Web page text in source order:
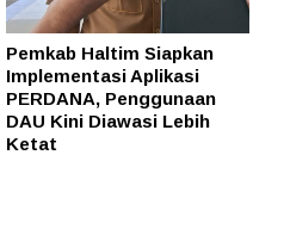
Pemkab Haltim Siapkan
Implementasi Aplikasi
PERDANA, Penggunaan
DAU Kini Diawasi Lebih
Ketat